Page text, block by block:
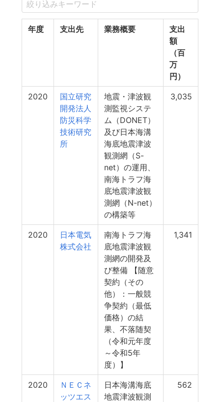
年度 支出先 業務概要
支出
額
（百
万
円）
2020
国立研究
開発法人
防災科学
技術研究
所
地震・津波観
測監視システ
ム（DONET）
及び日本海溝
海底地震津波
観測網（S-
net）の運用、
南海トラフ海
底地震津波観
測網（N-net）
の構築等
3,035
2020
日本電気
株式会社
南海トラフ海
底地震津波観
測網の開発及
び整備 【随意
契約（その
他）：一般競
争契約（最低
価格）の結
果、不落随契
（令和元年度
～令和5年
度）】
1,341
2020
ＮＥＣネ
ッツエス
日本海溝海底
地震津波観測
562